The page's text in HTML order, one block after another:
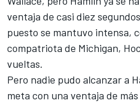
ventaja de casi diez
puesto se mantuvo intensa,
compatriota de Michigan,
vueltas.
Pero nadie pudo alcanzar a
meta con una ventaja de